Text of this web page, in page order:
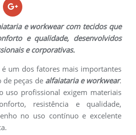
e workwear com tecidos que
e qualidade, desenvolvidos
e corporativas.
um dos fatores mais importantes
peças de alfaiataria e workwear.
uso profissional exigem materiais
resistência e qualidade,
no uso contínuo e excelente